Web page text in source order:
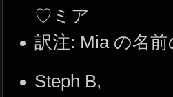
♡ミア
訳注: Mia の名
Steph B,